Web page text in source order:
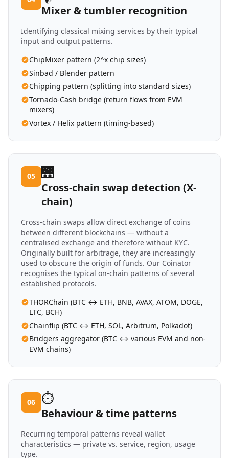
Mixer & tumbler recognition
Identifying classical mixing services by their typical
input and output patterns.
ChipMixer pattern (2^x chip sizes)
Sinbad / Blender pattern
Chipping pattern (splitting into standard sizes)
Tornado-Cash bridge (return flows from EVM
mixers)
Vortex / Helix pattern (timing-based)
05 🌉
Cross-chain swap detection (X-
chain)
Cross-chain swaps allow direct exchange of coins
between different blockchains — without a
centralised exchange and therefore without KYC.
Originally built for arbitrage, they are increasingly
used to obscure the origin of funds. Our Coinator
recognises the typical on-chain patterns of several
established protocols.
THORChain (BTC ↔ ETH, BNB, AVAX, ATOM, DOGE,
LTC, BCH)
Chainflip (BTC ↔ ETH, SOL, Arbitrum, Polkadot)
Bridgers aggregator (BTC ↔ various EVM and non-
EVM chains)
06 ⏱️
Behaviour & time patterns
Recurring temporal patterns reveal wallet
characteristics — private vs. service, region, usage
type.